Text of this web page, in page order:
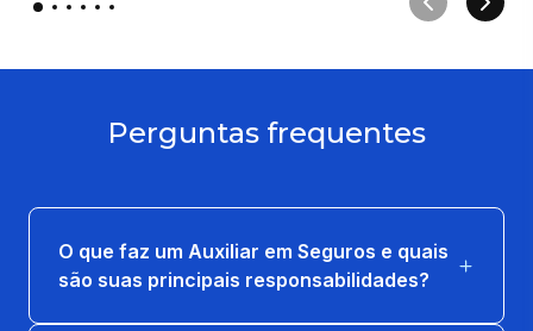
Perguntas frequentes
O que faz um Auxiliar em Seguros e quais
são suas principais responsabilidades?